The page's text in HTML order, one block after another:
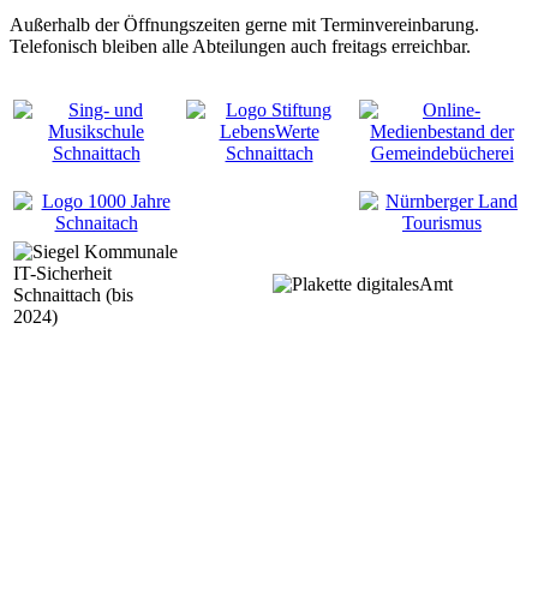
Außerhalb der Öffnungszeiten gerne mit Terminvereinbarung.
Telefonisch bleiben alle Abteilungen auch freitags erreichbar.